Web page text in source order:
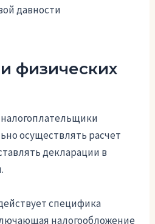
давности
физических
осуществлять расчет
декларации в
специфика
налогообложение